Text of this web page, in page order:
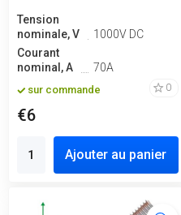
Tension
nominale, V
1000V DC
Courant
nominal, A
70A
sur commande 0
€6
Ajouter au panier